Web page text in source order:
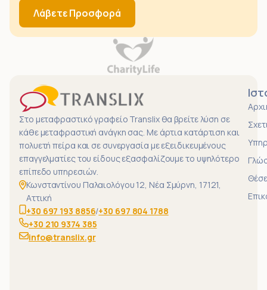
Λάβετε Προσφορά
Στο μεταφραστικό γραφείο Translix θα βρείτε λύση σε
κάθε μεταφραστική ανάγκη σας. Με άρτια κατάρτιση και
πολυετή πείρα και σε συνεργασία με εξειδικευμένους
επαγγελματίες του είδους εξασφαλίζουμε το υψηλότερο
επίπεδο υπηρεσιών.
Κωνσταντίνου Παλαιολόγου 12, Νέα Σμύρνη, 17121,
Αττική
+30 697 193 8856/+30 697 804 1788
+30 210 9374 385
info@translix.gr